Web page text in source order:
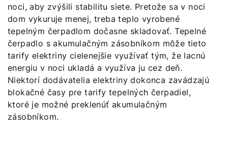
noci, aby zvýšili stabilitu siete. Pretože sa v noci
dom vykuruje menej, treba teplo vyrobené
tepelným čerpadlom dočasne skladovať. Tepelné
čerpadlo s akumulačným zásobníkom môže tieto
tarify elektriny cielenejšie využívať tým, že lacnú
energiu v noci ukladá a využíva ju cez deň.
Niektorí dodávatelia elektriny dokonca zavádzajú
blokačné časy pre tarify tepelných čerpadiel,
ktoré je možné preklenúť akumulačným
zásobníkom.